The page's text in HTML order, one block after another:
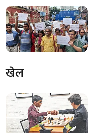
खेल